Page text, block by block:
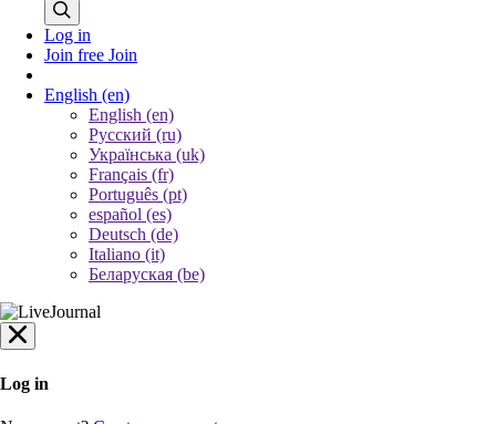
Log in
Join free Join
English (en)
English (en)
Русский (ru)
Українська (uk)
Français (fr)
Português (pt)
español (es)
Deutsch (de)
Italiano (it)
Беларуская (be)
Log in